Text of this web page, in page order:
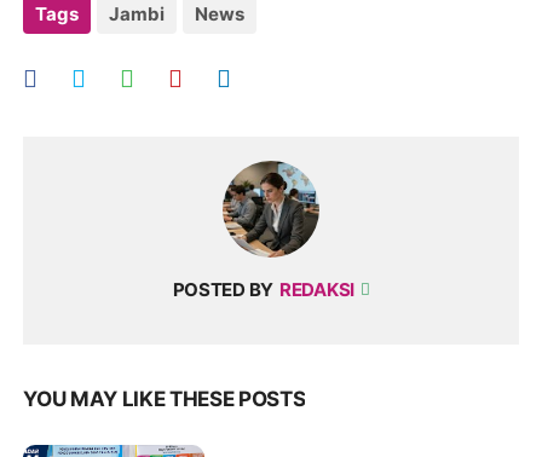
Tags Jambi News
POSTED BY REDAKSI
YOU MAY LIKE THESE POSTS